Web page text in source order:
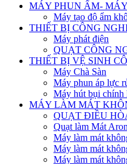
MÁY PHUN ẨM-
Máy tạo độ ẩm
THIẾT BỊ CÔNG
Máy phát điện
QUẠT CÔNG
THIẾT BỊ VỆ SINH
Máy Chà Sàn
Máy phun áp lực
Máy hút bụi chính
MÁY LÀM MÁT
QUẠT ĐIỀU
Quạt làm Mát
Máy làm mát
Máy làm mát
Máy làm mát